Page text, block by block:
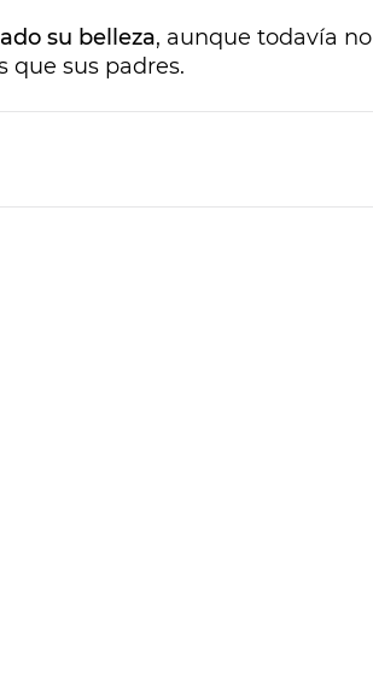
su belleza, aunque todavía no
que sus padres.